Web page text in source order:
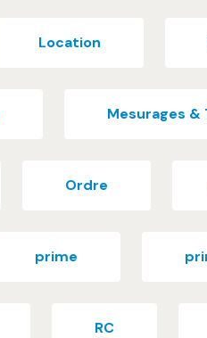
Location
Mesurages &
Ordre
prime
RC